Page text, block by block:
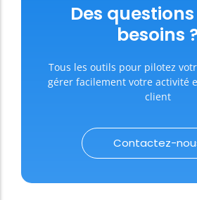
Des questions
besoins
Tous les outils pour pilotez
gérer facilement votre activité
client
Contactez-